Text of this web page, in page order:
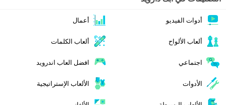
أدوات الفيديو أعمال
ألعاب الألواح ألعاب الكلمات
اجتماعي افضل العاب اندرويد
الأدوات الألعاب الإستراتيجية